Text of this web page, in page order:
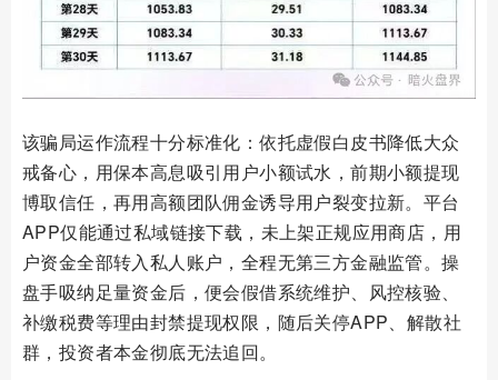
该骗局运作流程十分标准化：依托虚假白皮书降低大众
戒备心，用保本高息吸引用户小额试水，前期小额提现
博取信任，再用高额团队佣金诱导用户裂变拉新。平台
APP仅能通过私域链接下载，未上架正规应用商店，用
户资金全部转入私人账户，全程无第三方金融监管。操
盘手吸纳足量资金后，便会假借系统维护、风控核验、
补缴税费等理由封禁提现权限，随后关停APP、解散社
群，投资者本金彻底无法追回。